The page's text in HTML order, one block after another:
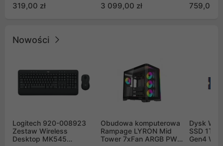
Push Pull (2szt)
319,00 zł
GB2050S)
3 099,00 zł 759,00 zł
Nowości
Logitech 920-008923
Zestaw Wireless
Desktop MK545
Obudowa komputerowa
Rampage LYRON Mid
Tower 7xFan ARGB PWM
Dysk WD
SSD 1TB
Gen4